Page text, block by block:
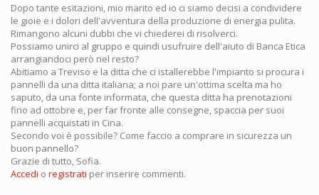
Dopo tante esitazioni, mio marito ed io ci siamo decisi a condividere
le gioie e i dolori dell'avventura della produzione di energia pulita.
Rimangono alcuni dubbi che vi chiederei di risolverci.
Possiamo unirci al gruppo e quindi usufruire dell'aiuto di Banca Etica
arrangiandoci però nel resto?
Abitiamo a Treviso e la ditta che ci istallerebbe l'impianto si procura i
pannelli da una ditta italiana; a noi pare un'ottima scelta ma ho
saputo, da una fonte informata, che questa ditta ha prenotazioni
fino ad ottobre e, per far fronte alle consegne, spaccia per suoi
pannelli acquistati in Cina.
Secondo voi è possibile? Come faccio a comprare in sicurezza un
buon pannello?
Grazie di tutto, Sofia.
Accedi o registrati per inserire commenti.